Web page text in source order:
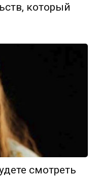
который
смотреть